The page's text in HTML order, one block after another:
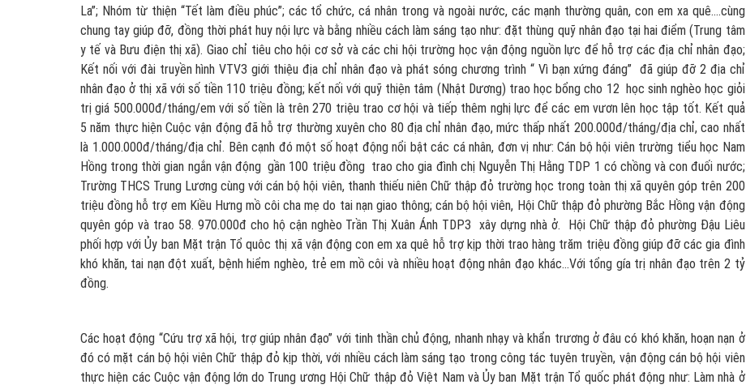
La”; Nhóm từ thiện “Tết làm điều phúc”; các tổ chức, cá nhân trong và ngoài nước, các mạnh thường quân, con em xa quê....cùng
chung tay giúp đỡ, đồng thời phát huy nội lực và bằng nhiều cách làm sáng tạo như: đặt thùng quỹ nhân đạo tại hai điểm (Trung tâm
y tế và Bưu điện thị xã). Giao chỉ tiêu cho hội cơ sở và các chi hội trường học vận động nguồn lực để hỗ trợ các địa chỉ nhân đạo;
Kết nối với đài truyền hình VTV3 giới thiệu địa chỉ nhân đạo và phát sóng chương trình “ Vì bạn xứng đáng” đã giúp đỡ 2 địa chỉ
nhân đạo ở thị xã với số tiền 110 triệu đồng; kết nối với quỹ thiện tâm (Nhật Dương) trao học bổng cho 12 học sinh nghèo học giỏi
trị giá 500.000đ/tháng/em với số tiền là trên 270 triệu trao cơ hội và tiếp thêm nghị lực để các em vươn lên học tập tốt. Kết quả
5 năm thực hiện Cuộc vận động đã hỗ trợ thường xuyên cho 80 địa chỉ nhân đạo, mức thấp nhất 200.000đ/tháng/địa chỉ, cao nhất
là 1.000.000đ/tháng/địa chỉ. Bên cạnh đó một số hoạt động nổi bật các cá nhân, đơn vị như: Cán bộ hội viên trường tiểu học Nam
Hồng trong thời gian ngắn vận động gần 100 triệu đồng trao cho gia đình chị Nguyễn Thị Hằng TDP 1 có chồng và con đuối nước;
Trường THCS Trung Lương cùng với cán bộ hội viên, thanh thiếu niên Chữ thập đỏ trường học trong toàn thị xã quyên góp trên 200
triệu đồng hỗ trợ em Kiều Hưng mồ côi cha mẹ do tai nạn giao thông; cán bộ hội viên, Hội Chữ thập đỏ phường Bắc Hồng vận động
quyên góp và trao 58. 970.000đ cho hộ cận nghèo Trần Thị Xuân Ánh TDP3 xây dựng nhà ở. Hội Chữ thập đỏ phường Đậu Liêu
phối hợp với Ủy ban Mặt trận Tổ quôc thị xã vận động con em xa quê hỗ trợ kịp thời trao hàng trăm triệu đồng giúp đỡ các gia đình
khó khăn, tai nạn đột xuất, bệnh hiểm nghèo, trẻ em mồ côi và nhiều hoạt động nhân đạo khác...Với tổng gía trị nhân đạo trên 2 tỷ
đồng.
Các hoạt động “Cứu trợ xã hội, trợ giúp nhân đạo” với tinh thần chủ động, nhanh nhạy và khẩn trương ở đâu có khó khăn, hoạn nạn ở
đó có mặt cán bộ hội viên Chữ thập đỏ kịp thời, với nhiều cách làm sáng tạo trong công tác tuyên truyền, vận động cán bộ hội viên
thực hiện các Cuộc vận động lớn do Trung ương Hội Chữ thập đỏ Việt Nam và Ủy ban Mặt trận Tổ quốc phát động như: Làm nhà ở